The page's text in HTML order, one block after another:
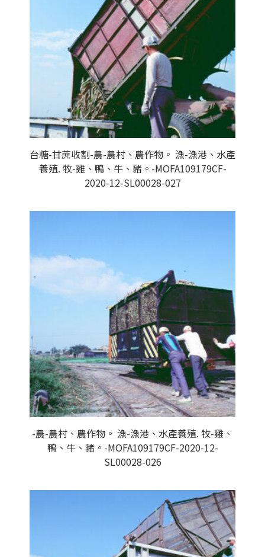
台糖-甘蔗收割-農-農村、農作物。 漁-漁港、水產
養殖. 牧-雞、鴨、牛、豬。-MOFA109179CF-
2020-12-SL00028-027
-農-農村、農作物。 漁-漁港、水產養殖. 牧-雞、
鴨、牛、豬。-MOFA109179CF-2020-12-
SL00028-026